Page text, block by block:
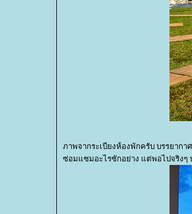
ภาพจากระเบียงห้องพักครับ บรรยาก
ซ่อมแซมอะไรซักอย่าง แต่พอไปจริงๆ